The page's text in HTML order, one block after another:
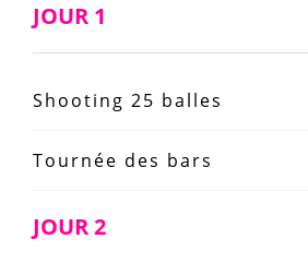
JOUR 1
Shooting 25 balles
Tournée des bars
JOUR 2